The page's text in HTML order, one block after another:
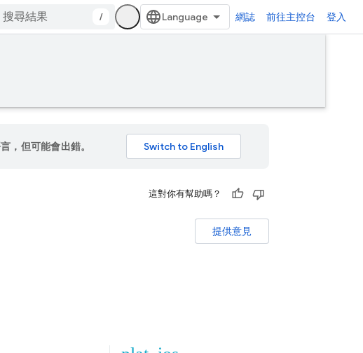
/ 網誌 前往主控台 登入
，但可能會出錯。
這對你有幫助嗎？
提供意見